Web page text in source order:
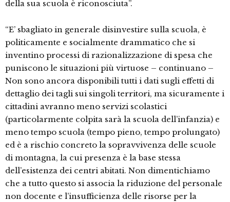
della sua scuola è riconosciuta”.
“E’ sbagliato in generale disinvestire sulla scuola, è
politicamente e socialmente drammatico che si
inventino processi di razionalizzazione di spesa che
puniscono le situazioni più virtuose – continuano –
Non sono ancora disponibili tutti i dati sugli effetti di
dettaglio dei tagli sui singoli territori, ma sicuramente i
cittadini avranno meno servizi scolastici
(particolarmente colpita sarà la scuola dell’infanzia) e
meno tempo scuola (tempo pieno, tempo prolungato)
ed è a rischio concreto la sopravvivenza delle scuole
di montagna, la cui presenza è la base stessa
dell’esistenza dei centri abitati. Non dimentichiamo
che a tutto questo si associa la riduzione del personale
non docente e l’insufficienza delle risorse per la